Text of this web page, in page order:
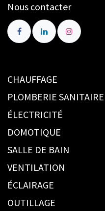
Nous contacter
CHAUFFAGE
PLOMBERIE SANITAIRE
ÉLECTRICITÉ
DOMOTIQUE
SALLE DE BAIN
VENTILATION
ÉCLAIRAGE
OUTILLAGE